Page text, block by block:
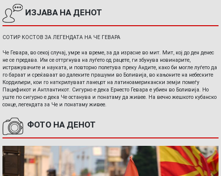
ИЗЈАВА НА ДЕНОТ
СОТИР КОСТОВ ЗА ЛЕГЕНДАТА НА ЧЕ ГЕВАРА
Че Гевара, во секој случај, умре на време, за да израсне во мит. Мит, кој до ден денес
не се предава. Им се оттргнува на луѓето од рацете, ги збунува новинарите,
истражувачите и науката, и повторно полетува преку Андите, како би могле луѓето да
го бараат и среќаваат во далеките прашуми во Боливија, во кањоните на небеските
Кордиљери, кои го наткрилуваат ланецот на латиноамерикански земји помеѓу
Пацификот и Антлантикот. Сигурно е дека Ернесто Гевара е убиен во Боливија. Но
уште по сигурно е дека Че останува и понатаму да живее. На вечно жешкото кубанско
сонце, легендата за Че и понатаму живее.
ФОТО НА ДЕНОТ